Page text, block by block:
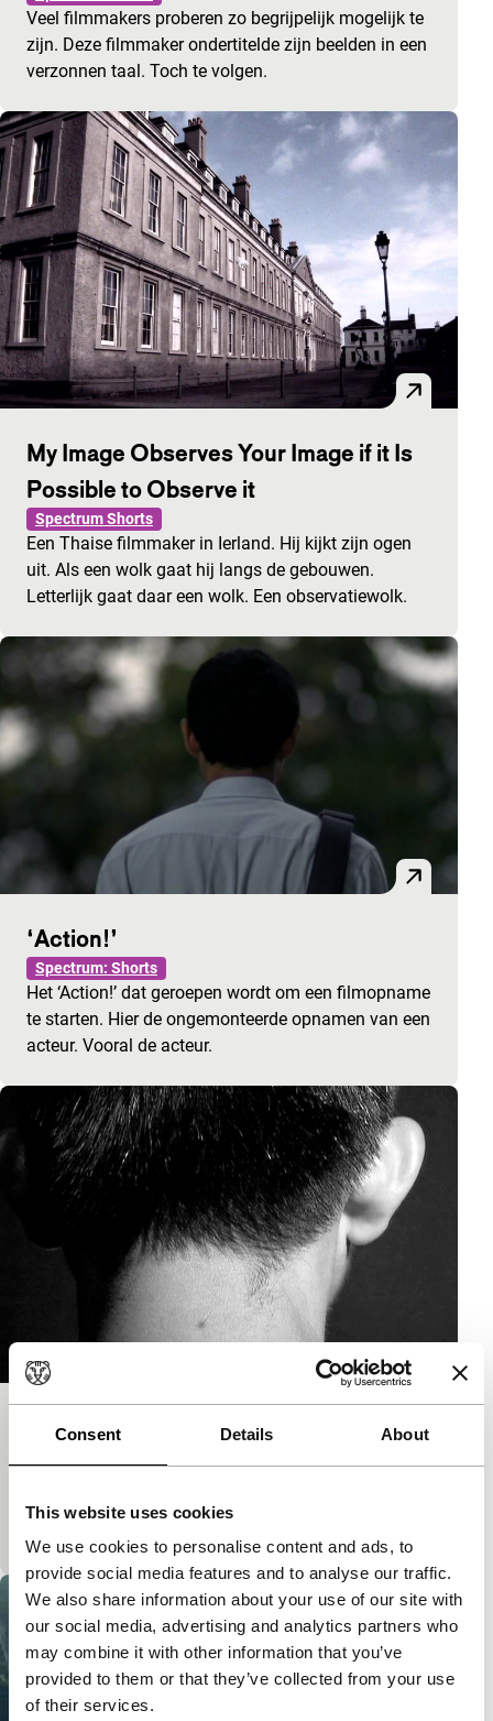
Consent Details About
This website uses cookies
We use cookies to personalise content and ads, to
provide social media features and to analyse our traffic.
We also share information about your use of our site with
our social media, advertising and analytics partners who
may combine it with other information that you’ve
provided to them or that they’ve collected from your use
of their services.
Veel filmmakers proberen zo begrijpelijk mogelijk te
zijn. Deze filmmaker ondertitelde zijn beelden in een
verzonnen taal. Toch te volgen.
My Image Observes Your Image if it Is
Possible to Observe it
Spectrum Shorts
Een Thaise filmmaker in Ierland. Hij kijkt zijn ogen
uit. Als een wolk gaat hij langs de gebouwen.
Letterlijk gaat daar een wolk. Een observatiewolk.
‘Action!’
Spectrum: Shorts
Het ‘Action!’ dat geroepen wordt om een filmopname
te starten. Hier de ongemonteerde opnamen van een
acteur. Vooral de acteur.
Diseases and a Hundred Year Period
Weerasethakuls Syndromes and a Century.